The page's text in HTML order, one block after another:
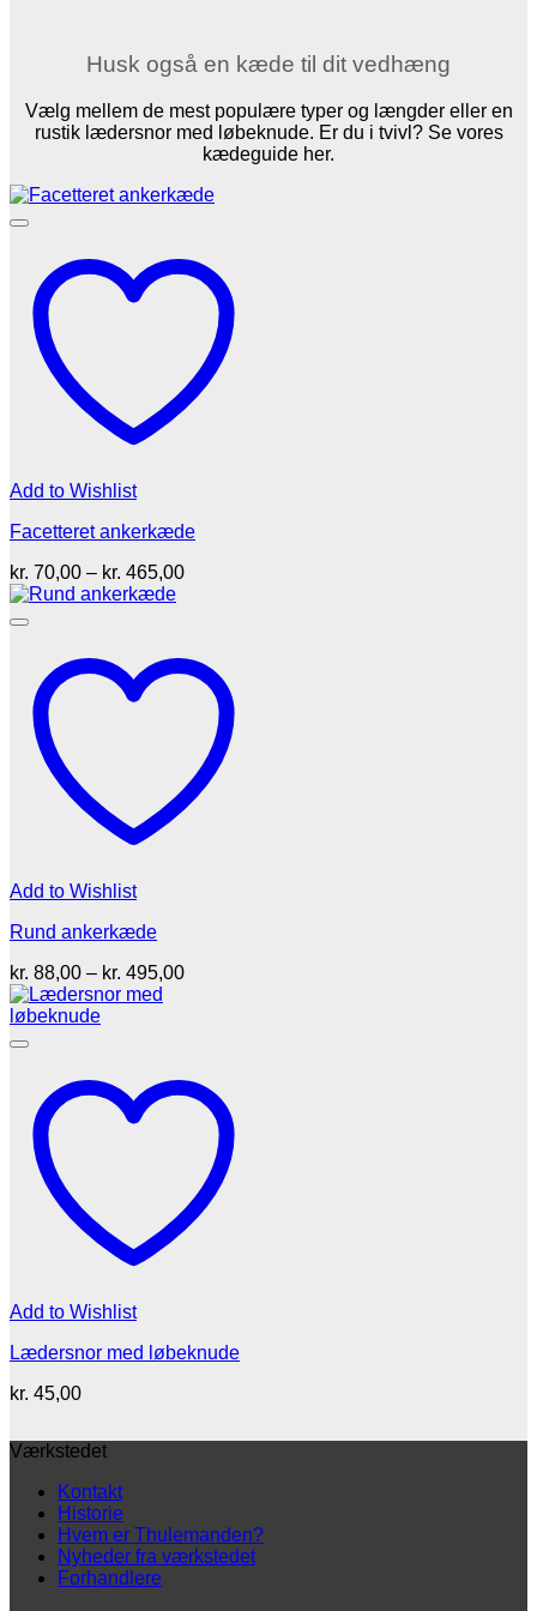
Husk også en kæde til dit vedhæng
Vælg mellem de mest populære typer og længder eller en
rustik lædersnor med løbeknude. Er du i tvivl? Se vores
kædeguide her.
Add to Wishlist
Facetteret ankerkæde
kr. 70,00 – kr. 465,00Prisinterval:
Add to Wishlist
Rund ankerkæde
kr. 88,00 – kr. 495,00Prisinterval:
Add to Wishlist
Lædersnor med løbeknude
kr. 45,00
Værkstedet
Kontakt
Historie
Hvem er Thulemanden?
Nyheder fra værkstedet
Forhandlere